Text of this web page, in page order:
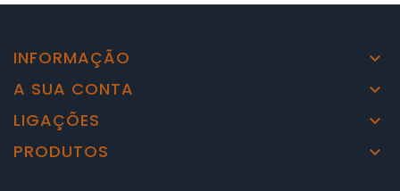
INFORMAÇÃO 
A SUA CONTA 
LIGAÇÕES 
PRODUTOS 